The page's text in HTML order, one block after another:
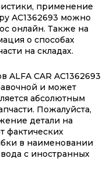
применение
AC1362693 можно
онлайн. Также на
о способах
на складах.
CAR AC1362693
и может
абсолютным
Пожалуйста,
детали на
фактических
в наименовании
с иностранных